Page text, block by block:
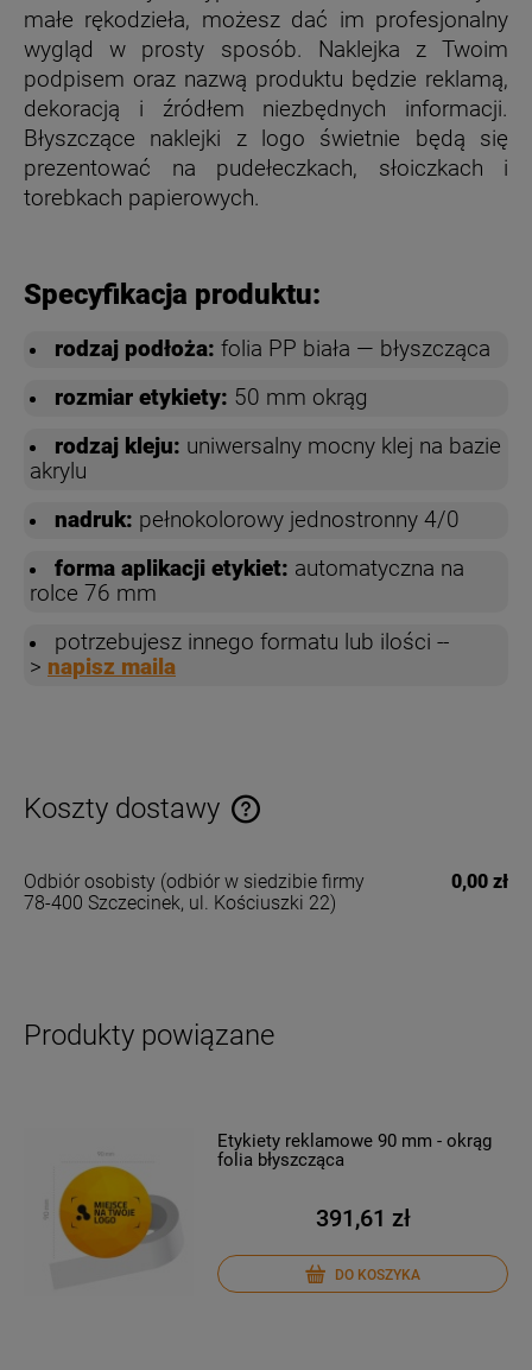
małe rękodzieła, możesz dać im profesjonalny
wygląd w prosty sposób. Naklejka z Twoim
podpisem oraz nazwą produktu będzie reklamą,
dekoracją i źródłem niezbędnych informacji.
Błyszczące naklejki z logo świetnie będą się
prezentować na pudełeczkach, słoiczkach i
torebkach papierowych.
Specyfikacja produktu:
rodzaj podłoża: folia PP biała — błyszcząca
rozmiar etykiety: 50 mm okrąg
rodzaj kleju: uniwersalny mocny klej na bazie
akrylu
nadruk: pełnokolorowy jednostronny 4/0
forma aplikacji etykiet: automatyczna na
rolce 76 mm
potrzebujesz innego formatu lub ilości --
> napisz maila
Koszty dostawy
Cena nie zawiera ewentualnych kosztów płatności
Odbiór osobisty (odbiór w siedzibie firmy
78-400 Szczecinek, ul. Kościuszki 22)
0,00 zł
Produkty powiązane
Etykiety reklamowe 90 mm - okrąg
folia błyszcząca
391,61 zł
DO KOSZYKA